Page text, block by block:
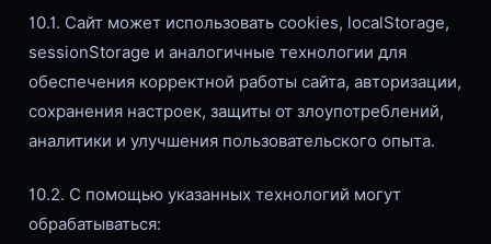
10.1. Сайт может использовать cookies, localStorage,
sessionStorage и аналогичные технологии для
обеспечения корректной работы сайта, авторизации,
сохранения настроек, защиты от злоупотреблений,
аналитики и улучшения пользовательского опыта.
10.2. С помощью указанных технологий могут
обрабатываться: